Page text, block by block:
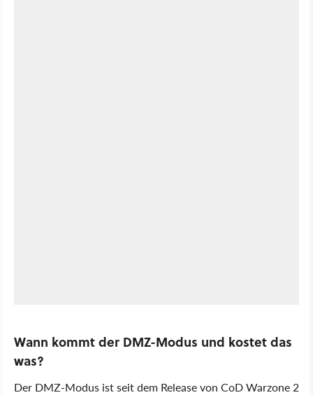
Wann kommt der DMZ-Modus und kostet das
was?
Der DMZ-Modus ist seit dem Release von CoD Warzone 2